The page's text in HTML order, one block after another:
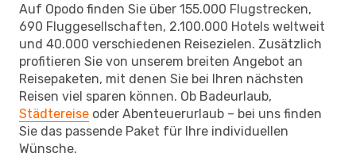
Auf Opodo finden Sie über 155.000 Flugstrecken,
690 Fluggesellschaften, 2.100.000 Hotels weltweit
und 40.000 verschiedenen Reisezielen. Zusätzlich
profitieren Sie von unserem breiten Angebot an
Reisepaketen, mit denen Sie bei Ihren nächsten
Reisen viel sparen können. Ob Badeurlaub,
Städtereise oder Abenteuerurlaub – bei uns finden
Sie das passende Paket für Ihre individuellen
Wünsche.